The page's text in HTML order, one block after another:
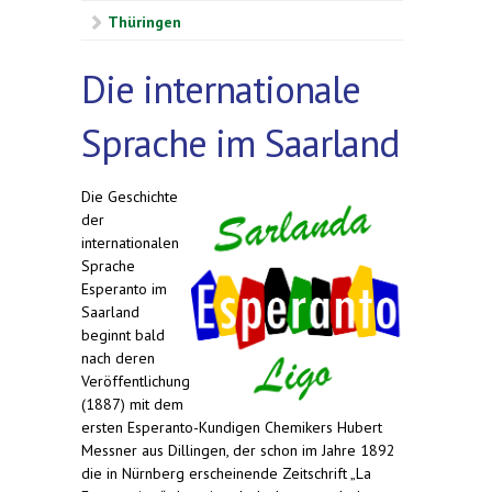
Thüringen
Die internationale
Sprache im Saarland
Die Geschichte
der
internationalen
Sprache
Esperanto im
Saarland
beginnt bald
nach deren
Veröffentlichung
(1887) mit dem
ersten Esperanto-Kundigen Chemikers Hubert
Messner aus Dillingen, der schon im Jahre 1892
die in Nürnberg erscheinende Zeitschrift „La